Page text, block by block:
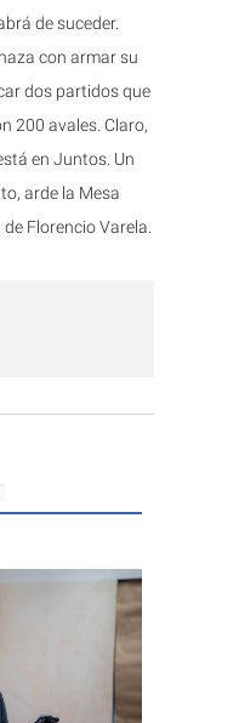
de suceder.
con armar su
dos partidos que
200 avales. Claro,
en Juntos. Un
arde la Mesa
Florencio Varela.